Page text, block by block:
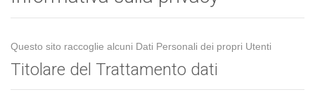
Questo sito raccoglie alcuni Dati Personali dei propri Utenti
Titolare del Trattamento dati